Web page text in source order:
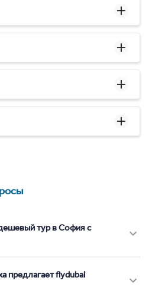
тур в София с
предлагает flydubai